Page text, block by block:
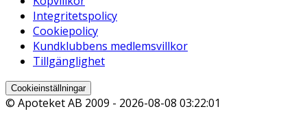
Integritetspolicy
Cookiepolicy
Kundklubbens medlemsvillkor
Tillgänglighet
Cookieinställningar
© Apoteket AB 2009 - 2026-08-08 03:22:01